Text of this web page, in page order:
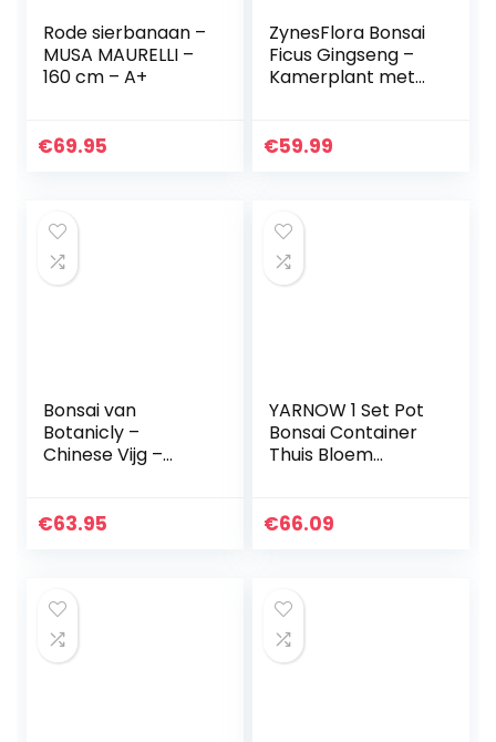
Rode sierbanaan –
MUSA MAURELLI –
160 cm – A+
€69.95
ZynesFlora Bonsai
Ficus Gingseng –
Kamerplant met
– Echte
€59.99
Bonsai van
Botanicly –
Chinese Vijg –
€63.95
YARNOW 1 Set Pot
Bonsai Container
Thuis Bloem
Kantoor Stand
€66.09